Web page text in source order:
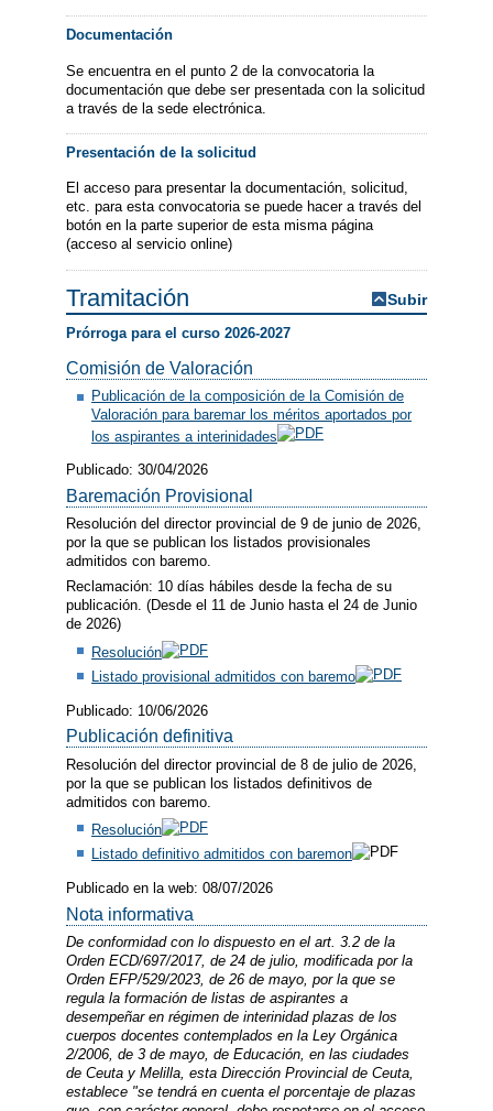
Documentación
Se encuentra en el punto 2 de la convocatoria la
documentación que debe ser presentada con la solicitud
a través de la sede electrónica.
Presentación de la solicitud
El acceso para presentar la documentación, solicitud,
etc. para esta convocatoria se puede hacer a través del
botón en la parte superior de esta misma página
(acceso al servicio online)
Tramitación Subir
Prórroga para el curso 2026-2027
Comisión de Valoración
Publicación de la composición de la Comisión de
Valoración para baremar los méritos aportados por
los aspirantes a interinidades
Publicado: 30/04/2026
Baremación Provisional
Resolución del director provincial de 9 de junio de 2026,
por la que se publican los listados provisionales
admitidos con baremo.
Reclamación: 10 días hábiles desde la fecha de su
publicación. (Desde el 11 de Junio hasta el 24 de Junio
de 2026)
Resolución
Listado provisional admitidos con baremo
Publicado: 10/06/2026
Publicación definitiva
Resolución del director provincial de 8 de julio de 2026,
por la que se publican los listados definitivos de
admitidos con baremo.
Resolución
Listado definitivo admitidos con baremon
Publicado en la web: 08/07/2026
Nota informativa
De conformidad con lo dispuesto en el art. 3.2 de la
Orden ECD/697/2017, de 24 de julio, modificada por la
Orden EFP/529/2023, de 26 de mayo, por la que se
regula la formación de listas de aspirantes a
desempeñar en régimen de interinidad plazas de los
cuerpos docentes contemplados en la Ley Orgánica
2/2006, de 3 de mayo, de Educación, en las ciudades
de Ceuta y Melilla, esta Dirección Provincial de Ceuta,
establece "se tendrá en cuenta el porcentaje de plazas